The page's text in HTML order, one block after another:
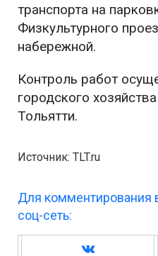
транспорта на
Физкультурного
набережной.
Контроль работ
городского
Тольятти.
Источник: TLT.ru
Для комментирования
соц-сеть: